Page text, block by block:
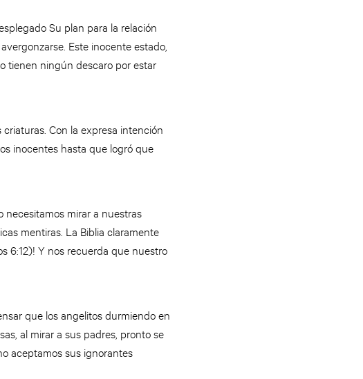
Su plan para la relación
Este inocente estado,
tienen ningún descaro por estar
Con la expresa intención
inocentes hasta que logró que
necesitamos mirar a nuestras
mentiras. La Biblia claramente
6:12)! Y nos recuerda que nuestro
que los angelitos durmiendo en
al mirar a sus padres, pronto se
aceptamos sus ignorantes